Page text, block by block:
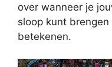
over wanneer je
sloop kunt
betekenen.